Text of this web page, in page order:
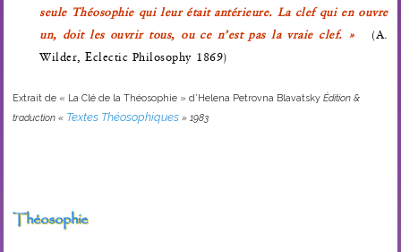
seule Théosophie qui leur était antérieure. La clef qui en ouvre
un, doit les ouvrir tous, ou ce n’est pas la vraie clef. »
(A.
Wilder, Eclectic Philosophy 1869)
Extrait de « La Clé de la Théosophie » d’Helena Petrovna BlavatskyÉdition &
traduction « Textes Théosophiques » 1983
Théosophie